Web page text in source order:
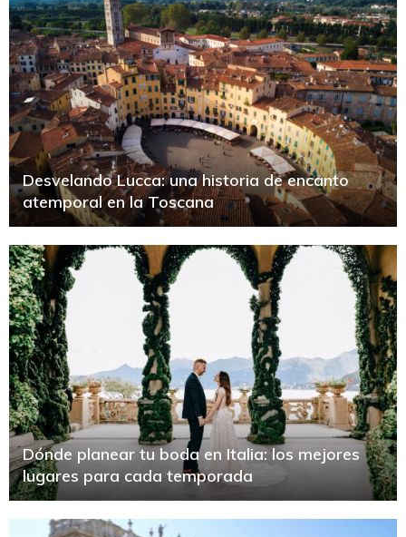
Desvelando Lucca: una historia de encanto
atemporal en la Toscana
Dónde planear tu boda en Italia: los mejores
lugares para cada temporada